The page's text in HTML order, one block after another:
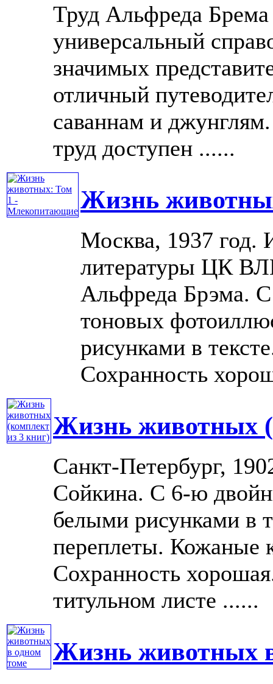
Труд Альфреда Брема
универсальный
значимых
отличный
саваннам и
труд доступен ......
Жизнь
Москва, 1937 год.
литературы ЦК
Альфреда Брэма.
тоновых
рисунками в
Сохранность
Жизнь животных
Санкт-Петербург,
Сойкина. С 6-ю
белыми рисунками в
переплеты. Кожаные
Сохранность
титульном листе ......
Жизнь животных